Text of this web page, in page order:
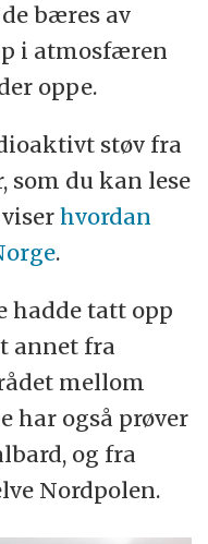
bæres av
i atmosfæren
oppe.
støv fra
som du kan lese
viserhvordan
.
hadde tatt opp
annet fra
mellom
har også prøver
og fra
Nordpolen.